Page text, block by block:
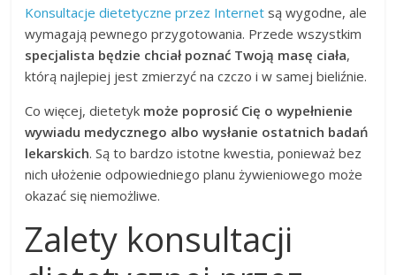
Konsultacje dietetyczne przez Internet są wygodne, ale
wymagają pewnego przygotowania. Przede wszystkim
specjalista będzie chciał poznać Twoją masę ciała,
którą najlepiej jest zmierzyć na czczo i w samej bieliźnie.
Co więcej, dietetyk może poprosić Cię o wypełnienie
wywiadu medycznego albo wysłanie ostatnich badań
lekarskich. Są to bardzo istotne kwestia, ponieważ bez
nich ułożenie odpowiedniego planu żywieniowego może
okazać się niemożliwe.
Zalety konsultacji